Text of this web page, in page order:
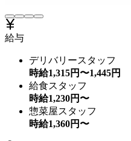
給与
デリバリースタッフ
時給1,315円〜1,445円
給食スタッフ
時給1,230円〜
惣菜屋スタッフ
時給1,360円〜